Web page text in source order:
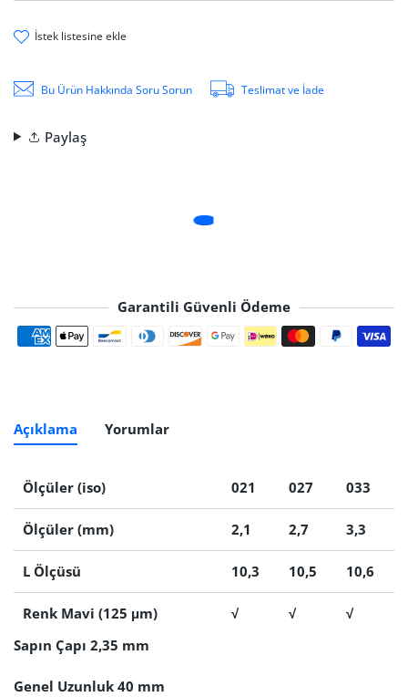
i̇stek li̇stesi̇ne ekle
Bu Ürün Hakkında Soru Sorun Teslimat ve İade
Paylaş
Garantili Güvenli Ödeme
Ödeme yöntemleri
Açıklama Yorumlar
Ölçüler (iso) 021 027 033
Ölçüler (mm) 2,1 2,7 3,3
L Ölçüsü 10,3 10,5 10,6
Renk Mavi (125 μm) √ √
√
Sapın Çapı 2,35 mm
Genel Uzunluk 40 mm